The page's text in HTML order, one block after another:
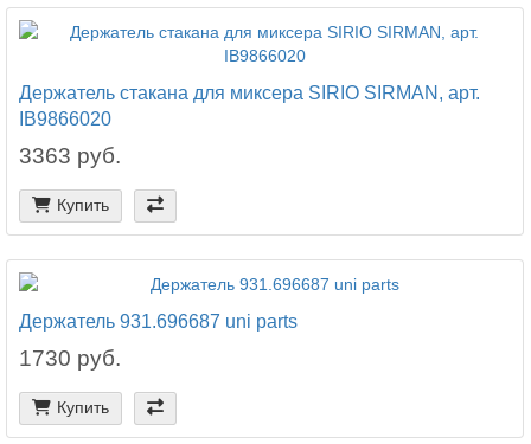
Держатель стакана для миксера SIRIO SIRMAN, арт.
IB9866020
3363 руб.
Купить
Держатель 931.696687 uni parts
1730 руб.
Купить